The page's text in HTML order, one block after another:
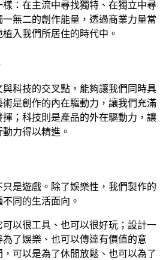
：在主流中尋找獨特、在獨立中尋
無二的創作能量，透過商業力量當
入我們所居住的時代中。
科技的交叉點，能夠讓我們同時具
是創作的內在驅動力，讓我們充滿
；科技則是產品的外在驅動力，讓
力得以精進。
是遊戲。除了娛樂性，我們製作的
同的生活面向。
以很工具、也可以很好玩；設計一
了娛樂、也可以傳達有價值的意
可以是為了休閒放鬆、也可以為了